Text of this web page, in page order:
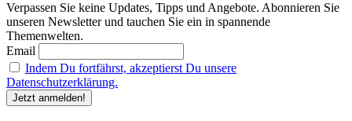
Verpassen Sie keine Updates, Tipps und Angebote. Abonnieren Sie
unseren Newsletter und tauchen Sie ein in spannende
Themenwelten.
Email
Indem Du fortfährst, akzeptierst Du unsere
Datenschutzerklärung.